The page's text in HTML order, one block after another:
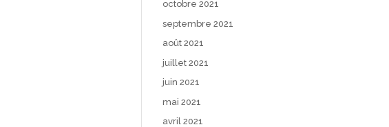
octobre 2021
septembre 2021
août 2021
juillet 2021
juin 2021
mai 2021
avril 2021